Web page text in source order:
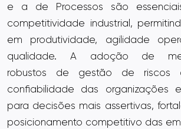
e a de Processos são
competitividade industrial,
em produtividade, agilidade
qualidade. A adoção de
robustos de gestão de riscos
confiabilidade das organizações
para decisões mais assertivas,
posicionamento competitivo das